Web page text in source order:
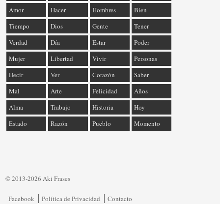
Amor
Hacer Hombres
Bien
Tiempo
Dios Gente
Tener
Verdad
Día Estar
Poder
Mujer
Libertad Vivir
Personas
Decir
Ver Corazón
Saber
Mal
Arte Felicidad
Años
Alma
Trabajo Historia
Hoy
Estado
Razón Pueblo Momento
© 2013-2026 Aki Frases
Facebook Política de Privacidad Contacto